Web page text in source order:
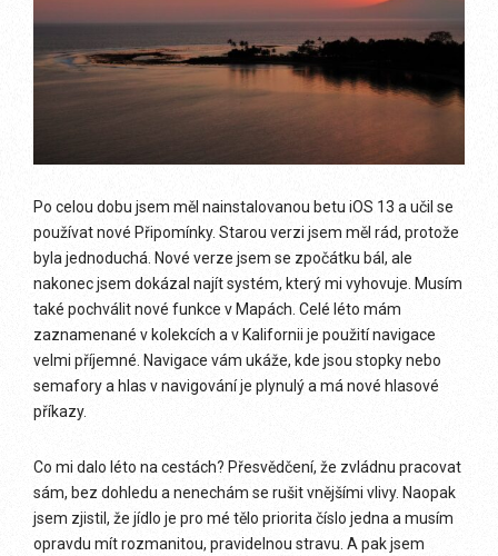
Po celou dobu jsem měl nainstalovanou betu iOS 13 a učil se
používat nové Připomínky. Starou verzi jsem měl rád, protože
byla jednoduchá. Nové verze jsem se zpočátku bál, ale
nakonec jsem dokázal najít systém, který mi vyhovuje. Musím
také pochválit nové funkce v Mapách. Celé léto mám
zaznamenané v kolekcích a v Kalifornii je použití navigace
velmi příjemné. Navigace vám ukáže, kde jsou stopky nebo
semafory a hlas v navigování je plynulý a má nové hlasové
příkazy.
Co mi dalo léto na cestách? Přesvědčení, že zvládnu pracovat
sám, bez dohledu a nenechám se rušit vnějšími vlivy. Naopak
jsem zjistil, že jídlo je pro mé tělo priorita číslo jedna a musím
opravdu mít rozmanitou, pravidelnou stravu. A pak jsem